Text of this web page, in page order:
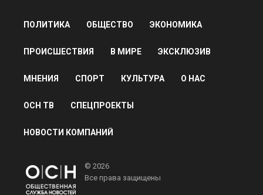
ПОЛИТИКА ОБЩЕСТВО ЭКОНОМИКА
ПРОИСШЕСТВИЯ В МИРЕ ЭКСКЛЮЗИВ
МНЕНИЯ СПОРТ КУЛЬТУРА О НАС
ОСН ТВ СПЕЦПРОЕКТЫ
НОВОСТИ КОМПАНИЙ
© 2026
Все права защищены